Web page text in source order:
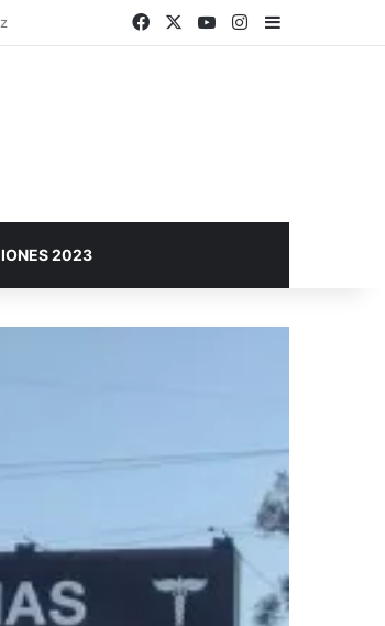
FacebookYouTubeInstagram
Barra lateral
2023